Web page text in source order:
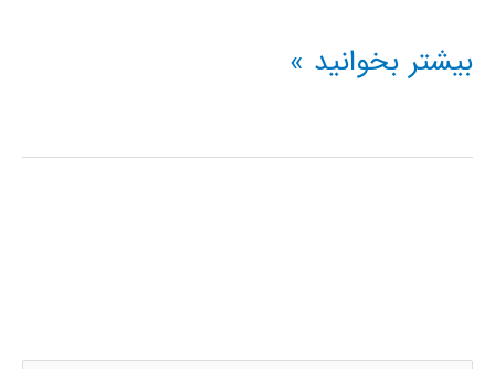
کتاب
هوش
بیشتر بخوانید »